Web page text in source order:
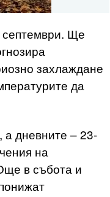
септември. Ще
захлаждане
да
а дневните – 23-
на
в събота и